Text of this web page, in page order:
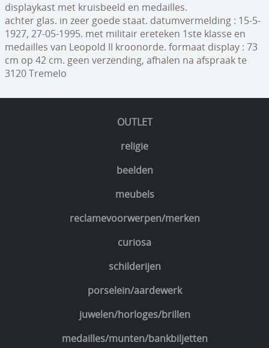
OUTLET
religie
beelden
meubels
reclamevoorwerpen/merken
curiosa
schilderijen
porselein/aardewerk
juwelen/horloges/brillen
medailles/munten/bankbiljetten
displaykast met kruisbeeld en medailles.
achter glas. in zeer goede staat. datumvermelding : 15-5-
1927, 27-05-1995. met militair ereteken 1ste klasse en
medailles van Leopold II kroonorde. formaat display : 73
cm op 42 cm. geen verzending, afhalen na afspraak te
3120 Tremelo